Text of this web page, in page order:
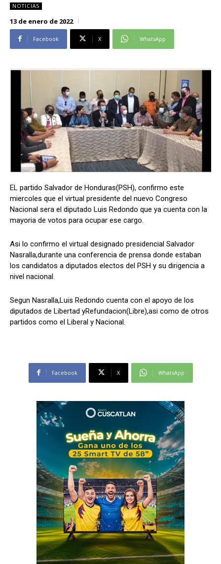
Alianza Patriotica
Libertad y Refundación
Frente Amplio
Contáctenos
Suscríbase a nuestro boletín
Manténgase informado de nuestro contenido, recibiendo
noticias directamente en su correo electrónico.
Suscribirse
Comparta
Facebook X WhatsApp
Síganos
Alianza Patriotica
Libertad y Refundación
Frente Amplio
Contáctenos
Suscríbase a nuestro boletín
Manténgase informado de nuestro contenido, recibiendo
noticias directamente en su correo electrónico.
Suscribirse
Comparta
Facebook X WhatsApp
Síganos
NOTICIAS
13 de enero de 2022
Facebook X WhatsApp
EL partido Salvador de Honduras(PSH), confirmo este
miercoles que el virtual presidente del nuevo Congreso
Nacional sera el diputado Luis Redondo que ya cuenta con la
mayoria de votos para ocupar ese cargo.
Asi lo confirmo el virtual designado presidencial Salvador
Nasralla,durante una conferencia de prensa donde estaban
los candidatos a diputados electos del PSH y su dirigencia a
nivel nacional.
Segun Nasralla,Luis Redondo cuenta con el apoyo de los
diputados de Libertad yRefundacion(Libre),asi como de otros
partidos como el Liberal y Nacional.
Facebook X WhatsApp